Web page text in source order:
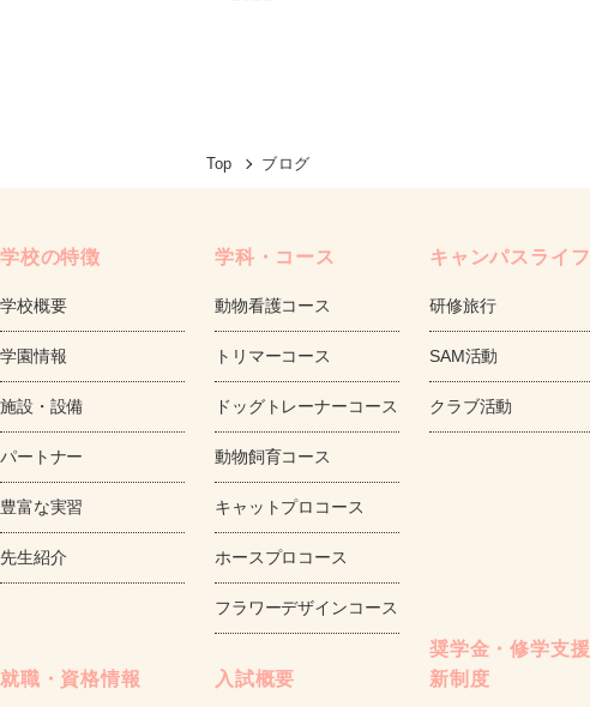
Top ブログ
学校の特徴
学校概要
学園情報
施設・設備
パートナー
豊富な実習
先生紹介
学科・コース
動物看護コース
トリマーコース
ドッグトレーナーコース
動物飼育コース
キャットプロコース
ホースプロコース
フラワーデザインコース
キャンパスライフ
研修旅行
SAM活動
クラブ活動
就職・資格情報 入試概要
奨学金・修学支援
新制度